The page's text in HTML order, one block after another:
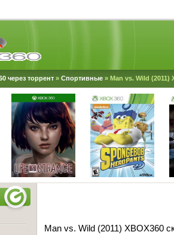
через торрент » Спортивные » Man vs. Wild (2011)
Man vs. Wild (2011) XBOX360